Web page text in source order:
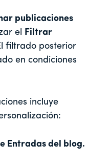
publicaciones
el Filtrar
filtrado posterior
en condiciones
incluye
Entradas del blog.